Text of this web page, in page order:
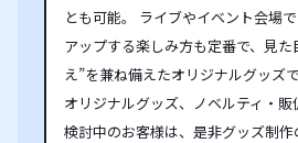
とも可能。 ライブやイベント会場
アップする楽しみ方も定番で、見
え”を兼ね備えたオリジナルグッズ
オリジナルグッズ、ノベルティ・
検討中のお客様は、是非グッズ制